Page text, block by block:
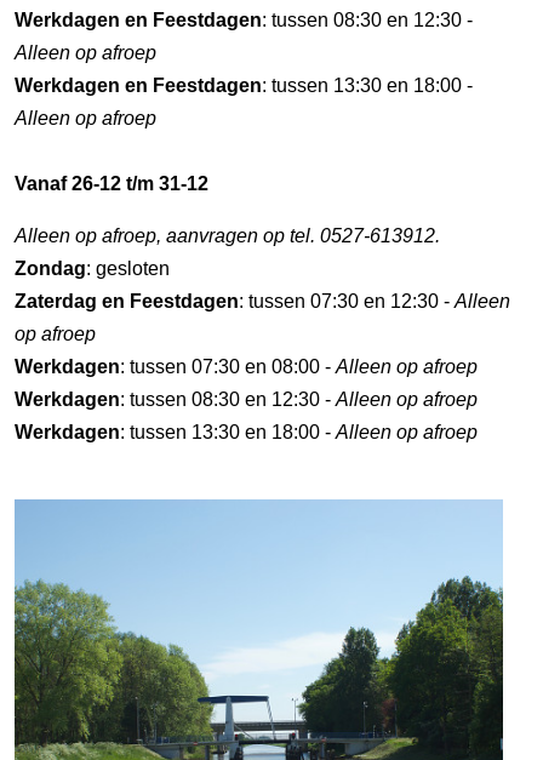
Werkdagen en Feestdagen: tussen 08:30 en 12:30 -
Alleen op afroep
Werkdagen en Feestdagen: tussen 13:30 en 18:00 -
Alleen op afroep
Vanaf 26-12 t/m 31-12
Alleen op afroep, aanvragen op tel. 0527-613912.
Zondag: gesloten
Zaterdag en Feestdagen: tussen 07:30 en 12:30 - Alleen
op afroep
Werkdagen: tussen 07:30 en 08:00 - Alleen op afroep
Werkdagen: tussen 08:30 en 12:30 - Alleen op afroep
Werkdagen: tussen 13:30 en 18:00 - Alleen op afroep